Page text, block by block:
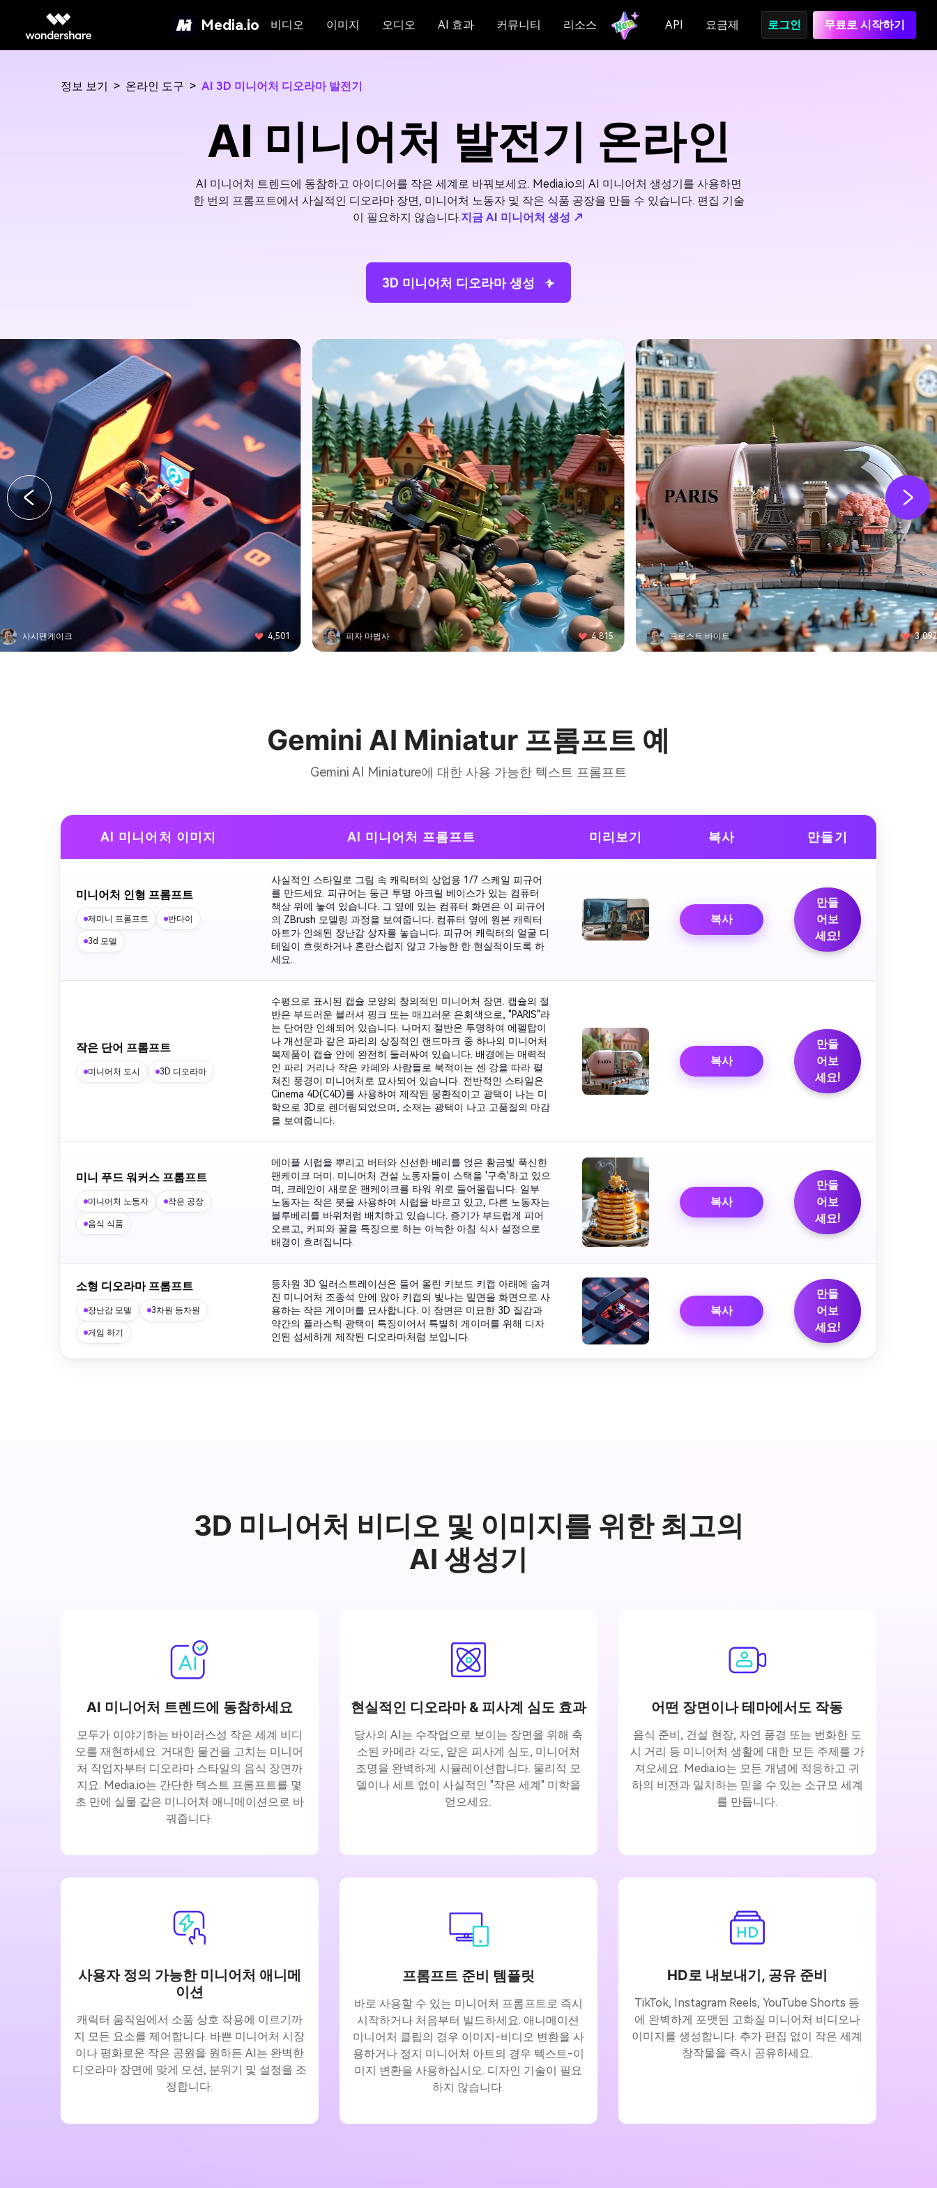
Media.io 비디오 이미지 오디오 AI 효과 커뮤니티 리소스 API 요금제 로그인 무료로 시작하기
정보 보기 > 온라인 도구 > AI 3D 미니어처 디오라마 발전기
AI 미니어처 발전기 온라인
AI 미니어처 트렌드에 동참하고 아이디어를 작은 세계로 바꿔보세요. Media.io의 AI 미니어처 생성기를 사용하면
한 번의 프롬프트에서 사실적인 디오라마 장면, 미니어처 노동자 및 작은 식품 공장을 만들 수 있습니다. 편집 기술
이 필요하지 않습니다.지금 AI 미니어처 생성 ↗
3D 미니어처 디오라마 생성
피자 마법사 4,815 프로스트 바이트 3,092 가상 코어 스위
Gemini AI Miniatur 프롬프트 예
Gemini AI Miniature에 대한 사용 가능한 텍스트 프롬프트
AI 미니어처 이미지 AI 미니어처 프롬프트 미리보기 복사 만들기
미니어처 인형 프롬프트
제미니 프롬프트 반다이
3d 모델
사실적인 스타일로 그림 속 캐릭터의 상업용 1/7 스케일 피규어
를 만드세요. 피규어는 둥근 투명 아크릴 베이스가 있는 컴퓨터
책상 위에 놓여 있습니다. 그 옆에 있는 컴퓨터 화면은 이 피규어
의 ZBrush 모델링 과정을 보여줍니다. 컴퓨터 옆에 원본 캐릭터
아트가 인쇄된 장난감 상자를 놓습니다. 피규어 캐릭터의 얼굴 디
테일이 흐릿하거나 혼란스럽지 않고 가능한 한 현실적이도록 하
세요.
복사
만들
어보
세요!
작은 단어 프롬프트
미니어처 도시 3D 디오라마
수평으로 표시된 캡슐 모양의 창의적인 미니어처 장면. 캡슐의 절
반은 부드러운 블러셔 핑크 또는 매끄러운 은회색으로, "PARIS"라
는 단어만 인쇄되어 있습니다. 나머지 절반은 투명하여 에펠탑이
나 개선문과 같은 파리의 상징적인 랜드마크 중 하나의 미니어처
복제품이 캡슐 안에 완전히 둘러싸여 있습니다. 배경에는 매력적
인 파리 거리나 작은 카페와 사람들로 북적이는 센 강을 따라 펼
쳐진 풍경이 미니어처로 묘사되어 있습니다. 전반적인 스타일은
Cinema 4D(C4D)를 사용하여 제작된 몽환적이고 광택이 나는 미
학으로 3D로 렌더링되었으며, 소재는 광택이 나고 고품질의 마감
을 보여줍니다.
복사
만들
어보
세요!
미니 푸드 워커스 프롬프트
미니어처 노동자 작은 공장
음식 식품
메이플 시럽을 뿌리고 버터와 신선한 베리를 얹은 황금빛 푹신한
팬케이크 더미. 미니어처 건설 노동자들이 스택을 '구축'하고 있으
며, 크레인이 새로운 팬케이크를 타워 위로 들어올립니다. 일부
노동자는 작은 붓을 사용하여 시럽을 바르고 있고, 다른 노동자는
블루베리를 바위처럼 배치하고 있습니다. 증기가 부드럽게 피어
오르고, 커피와 꿀을 특징으로 하는 아늑한 아침 식사 설정으로
배경이 흐려집니다.
복사
만들
어보
세요!
소형 디오라마 프롬프트
장난감 모델 3차원 등차원
게임 하기
등차원 3D 일러스트레이션은 들어 올린 키보드 키캡 아래에 숨겨
진 미니어처 조종석 안에 앉아 키캡의 빛나는 밑면을 화면으로 사
용하는 작은 게이머를 묘사합니다. 이 장면은 미묘한 3D 질감과
약간의 플라스틱 광택이 특징이어서 특별히 게이머를 위해 디자
인된 섬세하게 제작된 디오라마처럼 보입니다.
복사
만들
어보
세요!
3D 미니어처 비디오 및 이미지를 위한 최고의
AI 생성기
AI 미니어처 트렌드에 동참하세요
모두가 이야기하는 바이러스성 작은 세계 비디
오를 재현하세요. 거대한 물건을 고치는 미니어
처 작업자부터 디오라마 스타일의 음식 장면까
지요. Media.io는 간단한 텍스트 프롬프트를 몇
초 만에 실물 같은 미니어처 애니메이션으로 바
꿔줍니다.
현실적인 디오라마 & 피사계 심도 효과
당사의 AI는 수작업으로 보이는 장면을 위해 축
소된 카메라 각도, 얕은 피사계 심도, 미니어처
조명을 완벽하게 시뮬레이션합니다. 물리적 모
델이나 세트 없이 사실적인 "작은 세계" 미학을
얻으세요.
어떤 장면이나 테마에서도 작동
음식 준비, 건설 현장, 자연 풍경 또는 번화한 도
시 거리 등 미니어처 생활에 대한 모든 주제를 가
져오세요. Media.io는 모든 개념에 적응하고 귀
하의 비전과 일치하는 믿을 수 있는 소규모 세계
를 만듭니다.
사용자 정의 가능한 미니어처 애니메
이션
캐릭터 움직임에서 소품 상호 작용에 이르기까
지 모든 요소를 제어합니다. 바쁜 미니어처 시장
이나 평화로운 작은 공원을 원하든 AI는 완벽한
디오라마 장면에 맞게 모션, 분위기 및 설정을 조
정합니다.
프롬프트 준비 템플릿
바로 사용할 수 있는 미니어처 프롬프트로 즉시
시작하거나 처음부터 빌드하세요. 애니메이션
미니어처 클립의 경우 이미지-비디오 변환을 사
용하거나 정지 미니어처 아트의 경우 텍스트-이
미지 변환을 사용하십시오. 디자인 기술이 필요
하지 않습니다.
HD로 내보내기, 공유 준비
TikTok, Instagram Reels, YouTube Shorts 등
에 완벽하게 포맷된 고화질 미니어처 비디오나
이미지를 생성합니다. 추가 편집 없이 작은 세계
창작물을 즉시 공유하세요.